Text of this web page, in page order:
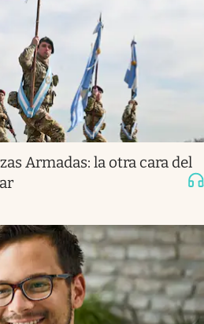
Armadas: la otra cara del